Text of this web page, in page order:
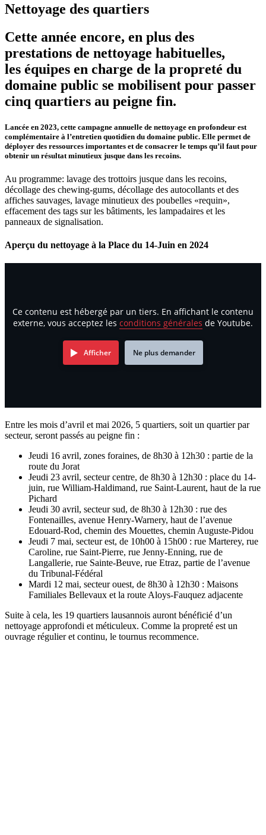
Nettoyage des quartiers
Cette année encore, en plus des
prestations de nettoyage habituelles,
les équipes en charge de la propreté du
domaine public se mobilisent pour passer
cinq quartiers au peigne fin.
Lancée en 2023, cette campagne annuelle de nettoyage en profondeur est
complémentaire à l’entretien quotidien du domaine public. Elle permet de
déployer des ressources importantes et de consacrer le temps qu’il faut pour
obtenir un résultat minutieux jusque dans les recoins.
Au programme: lavage des trottoirs jusque dans les recoins,
décollage des chewing-gums, décollage des autocollants et des
affiches sauvages, lavage minutieux des poubelles «requin»,
effacement des tags sur les bâtiments, les lampadaires et les
panneaux de signalisation.
Aperçu du nettoyage à la Place du 14-Juin en 2024
Ce contenu est hébergé par un tiers. En affichant le contenu
externe, vous acceptez les conditions générales de Youtube.
Afficher Ne plus demander
Entre les mois d’avril et mai 2026, 5 quartiers, soit un quartier par
secteur, seront passés au peigne fin :
Jeudi 16 avril, zones foraines, de 8h30 à 12h30 : partie de la
route du Jorat
Jeudi 23 avril, secteur centre, de 8h30 à 12h30 : place du 14-
juin, rue William-Haldimand, rue Saint-Laurent, haut de la rue
Pichard
Jeudi 30 avril, secteur sud, de 8h30 à 12h30 : rue des
Fontenailles, avenue Henry-Warnery, haut de l’avenue
Edouard-Rod, chemin des Mouettes, chemin Auguste-Pidou
Jeudi 7 mai, secteur est, de 10h00 à 15h00 : rue Marterey, rue
Caroline, rue Saint-Pierre, rue Jenny-Enning, rue de
Langallerie, rue Sainte-Beuve, rue Etraz, partie de l’avenue
du Tribunal-Fédéral
Mardi 12 mai, secteur ouest, de 8h30 à 12h30 : Maisons
Familiales Bellevaux et la route Aloys-Fauquez adjacente
Suite à cela, les 19 quartiers lausannois auront bénéficié d’un
nettoyage approfondi et méticuleux. Comme la propreté est un
ouvrage régulier et continu, le tournus recommence.